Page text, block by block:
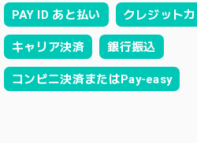
PAY ID あと払い クレジット
キャリア決済 銀行振込
コンビニ決済またはPay-easy